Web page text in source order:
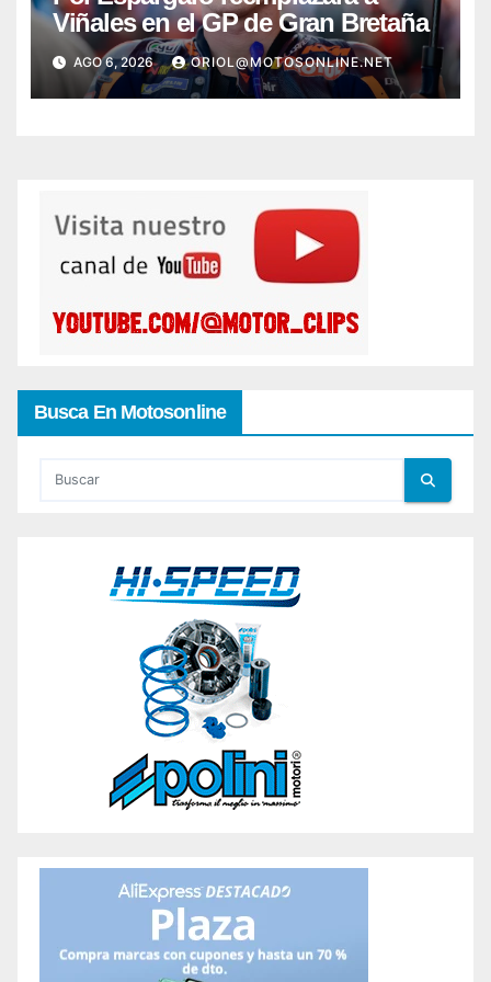
Viñales en el GP de Gran Bretaña
AGO 6, 2026 ORIOL@MOTOSONLINE.NET
Busca En Motosonline